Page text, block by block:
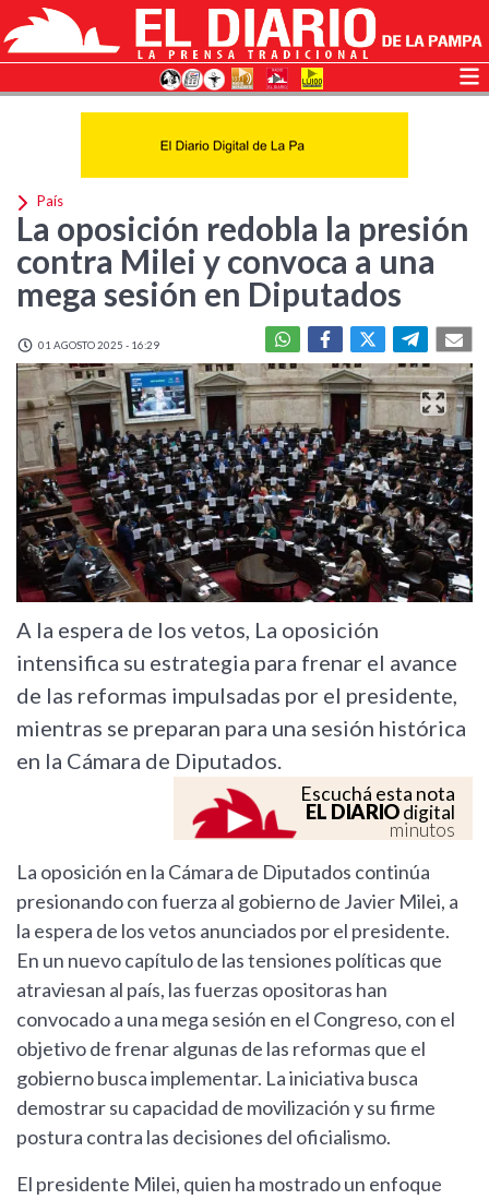
País
La oposición redobla la presión
contra Milei y convoca a una
mega sesión en Diputados
01 AGOSTO 2025 - 16:29
A la espera de los vetos, La oposición
intensifica su estrategia para frenar el avance
de las reformas impulsadas por el presidente,
mientras se preparan para una sesión histórica
en la Cámara de Diputados.
Escuchá esta nota
EL DIARIOdigital
minutos
La oposición en la Cámara de Diputados continúa
presionando con fuerza al gobierno de Javier Milei, a
la espera de los vetos anunciados por el presidente.
En un nuevo capítulo de las tensiones políticas que
atraviesan al país, las fuerzas opositoras han
convocado a una mega sesión en el Congreso, con el
objetivo de frenar algunas de las reformas que el
gobierno busca implementar. La iniciativa busca
demostrar su capacidad de movilización y su firme
postura contra las decisiones del oficialismo.
El presidente Milei, quien ha mostrado un enfoque